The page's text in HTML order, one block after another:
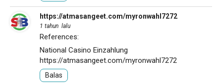
https://atmasangeet.com/myronwahl7272
1 tahun lalu
References:
National Casino Einzahlung
https://atmasangeet.com/myronwahl7272
Balas